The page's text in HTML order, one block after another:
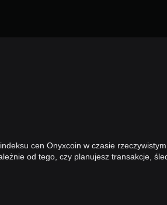
cen Onyxcoin w czasie
od tego, czy planujesz transakcje,